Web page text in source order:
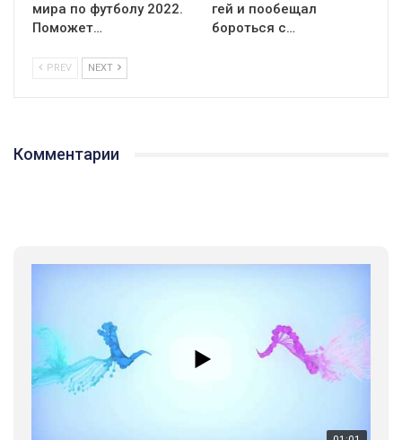
мира по футболу 2022.
Поможет…
гей и пообещал
бороться с…
PREV NEXT
Комментарии